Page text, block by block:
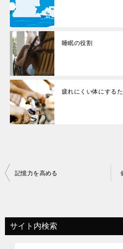
睡眠の役割
疲れにくい体にする
投
ビ
ゲ
記憶力を高める
サイト内検索